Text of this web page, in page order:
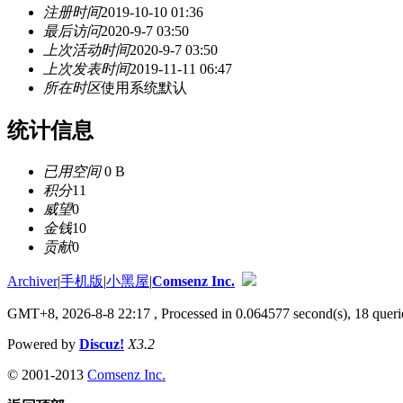
注册时间2019-10-10 01:36
最后访问2020-9-7 03:50
上次活动时间2020-9-7 03:50
上次发表时间2019-11-11 06:47
所在时区使用系统默认
统计信息
已用空间0 B
积分11
威望0
金钱10
贡献0
Archiver|手机版|小黑屋|Comsenz Inc.
GMT+8, 2026-8-8 22:17 , Processed in 0.064577 second(s), 18
Powered by Discuz! X3.2
© 2001-2013 Comsenz Inc.